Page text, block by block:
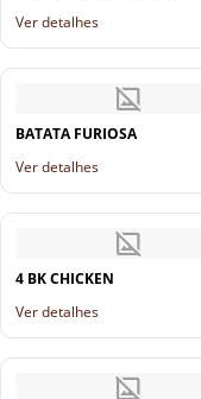
Ver detalhes
BATATA FURIOSA
Ver detalhes
4 BK CHICKEN
Ver detalhes